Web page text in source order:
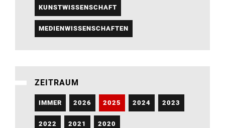
KUNSTWISSENSCHAFT
MEDIENWISSENSCHAFTEN
ZEITRAUM
IMMER 2026 2025 2024 2023
2022 2021 2020